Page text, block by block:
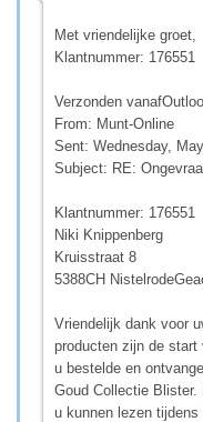
Met vriendelijke groet,
Klantnummer: 176551
Verzonden
From: Munt-Online
Sent: Wednesday,
Subject: RE:
Klantnummer: 176551
Niki Knippenberg
Kruisstraat 8
5388CH
Vriendelijk dank voor
producten zijn de
u bestelde en
Goud Collectie
u kunnen lezen